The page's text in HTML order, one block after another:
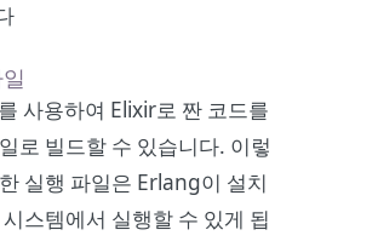
사용하여 Elixir로 짠 코드를
로 빌드할 수 있습니다. 이렇
실행 파일은 Erlang이 설치
스템에서 실행할 수 있게 됩